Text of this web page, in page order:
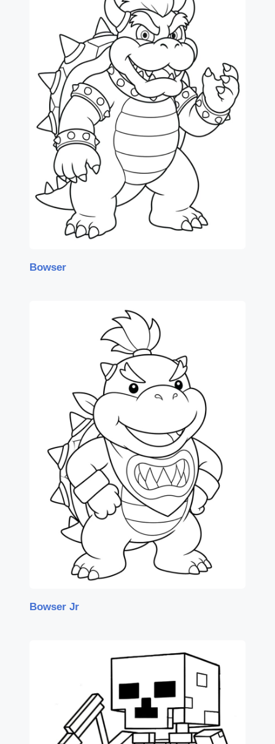
Bowser
Bowser Jr